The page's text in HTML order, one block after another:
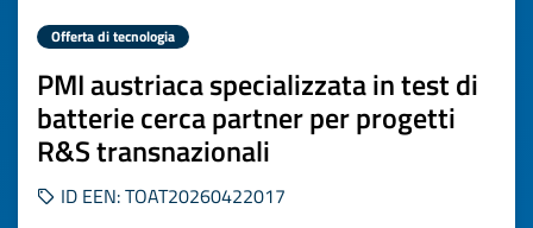
Offerta di tecnologia
PMI austriaca specializzata in test di
batterie cerca partner per progetti
R&S transnazionali
ID EEN: TOAT20260422017